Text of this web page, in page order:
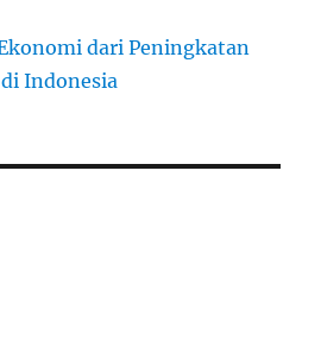
dari Peningkatan
Indonesia